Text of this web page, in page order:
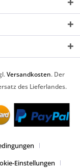
Versandkosten. Der
des Lieferlandes.
Einstellungen